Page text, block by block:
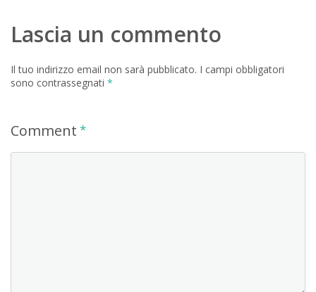
Lascia un commento
Il tuo indirizzo email non sarà pubblicato. I campi obbligatori
sono contrassegnati *
Comment *